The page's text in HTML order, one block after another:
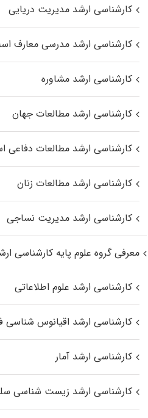
کارشناسی ارشد مدیریت دریایی
کارشناسی ارشد مدرسی معارف
کارشناسی ارشد مشاوره
کارشناسی ارشد مطالعات جهان
کارشناسی ارشد مطالعات دفاعی
کارشناسی ارشد مطالعات زنان
کارشناسی ارشد مدیریت نساجی
معرفی گروه علوم پایه کارشناسی
کارشناسی ارشد علوم اطلاعاتی
کارشناسی ارشد اقیانوس‌ شناسی
کارشناسی ارشد آمار
کارشناسی ارشد زیست شناسی